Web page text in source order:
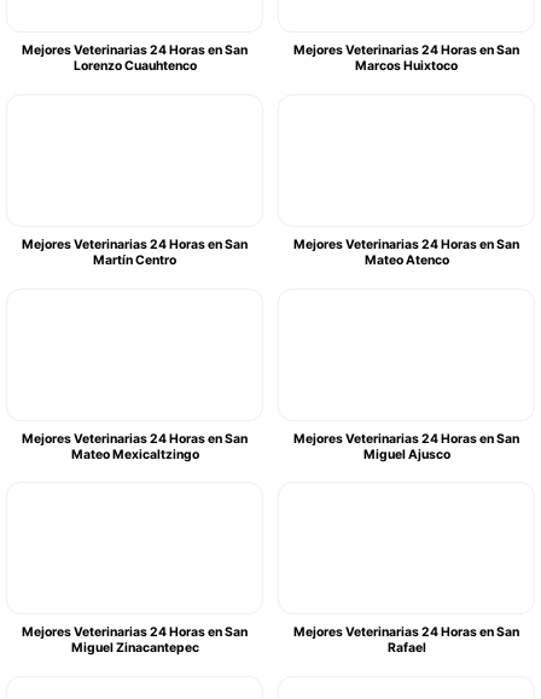
Mejores Veterinarias 24 Horas en San
Lorenzo Cuauhtenco
Mejores Veterinarias 24 Horas en San
Marcos Huixtoco
Mejores Veterinarias 24 Horas en San
Martín Centro
Mejores Veterinarias 24 Horas en San
Mateo Atenco
Mejores Veterinarias 24 Horas en San
Mateo Mexicaltzingo
Mejores Veterinarias 24 Horas en San
Miguel Ajusco
Mejores Veterinarias 24 Horas en San
Miguel Zinacantepec
Mejores Veterinarias 24 Horas en San
Rafael